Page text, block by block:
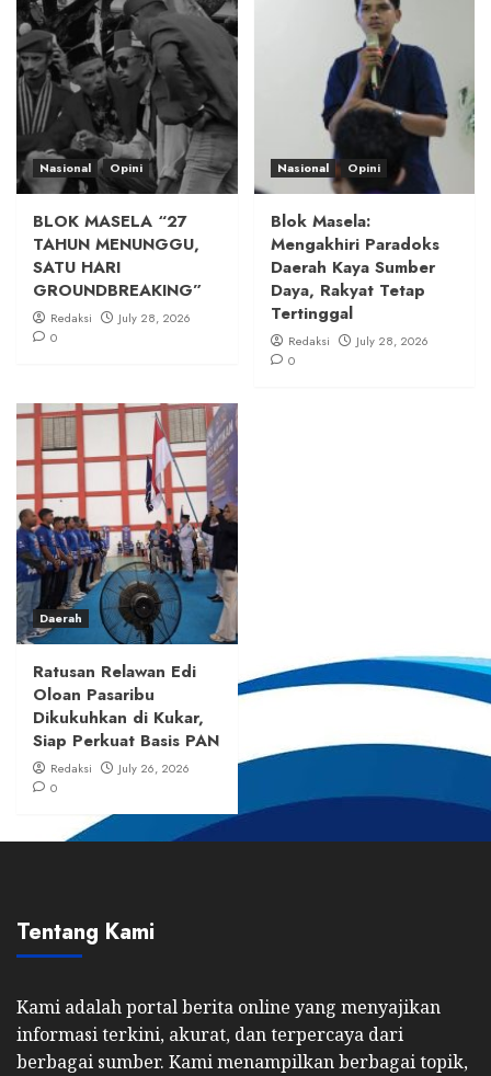
Nasional Opini
BLOK MASELA “27
TAHUN MENUNGGU,
SATU HARI
GROUNDBREAKING”
Redaksi
July 28, 2026
0
Nasional Opini
Blok Masela:
Mengakhiri Paradoks
Daerah Kaya Sumber
Daya, Rakyat Tetap
Tertinggal
Redaksi
July 28, 2026
0
Daerah
Ratusan Relawan Edi
Oloan Pasaribu
Dikukuhkan di Kukar,
Siap Perkuat Basis PAN
Redaksi
July 26, 2026
0
Tentang Kami
Kami adalah portal berita online yang menyajikan
informasi terkini, akurat, dan terpercaya dari
berbagai sumber. Kami menampilkan berbagai topik,